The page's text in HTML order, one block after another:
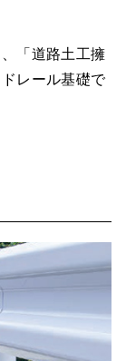
「道路土工擁
レール基礎で